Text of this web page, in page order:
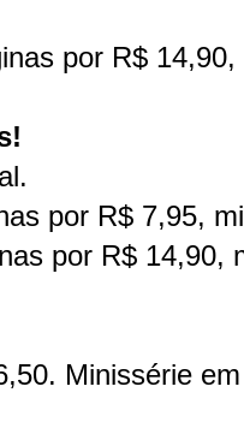
por R$
por R$ 7,95,
por R$ 14,90,
Minissérie